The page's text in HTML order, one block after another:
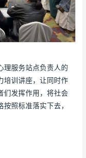
服务站点负责人的
培训讲座，让同时作
们发挥作用，将社会
照标准落实下去，